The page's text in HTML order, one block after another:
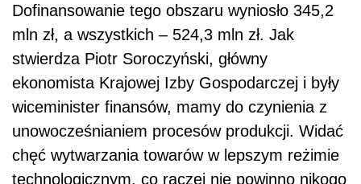
Dofinansowanie tego obszaru wyniosło 345,2
mln zł, a wszystkich – 524,3 mln zł. Jak
stwierdza Piotr Soroczyński, główny
ekonomista Krajowej Izby Gospodarczej i były
wiceminister finansów, mamy do czynienia z
unowocześnianiem procesów produkcji. Widać
chęć wytwarzania towarów w lepszym reżimie
technologicznym, co raczej nie powinno nikogo